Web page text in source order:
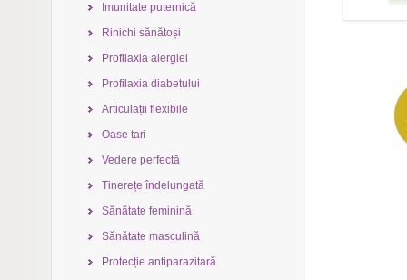
Imunitate puternică
Rinichi sănătoși
Profilaxia alergiei
Profilaxia diabetului
Articulații flexibile
Oase tari
Vedere perfectă
Tinerețe îndelungată
Sănătate feminină
Sănătate masculină
Protecție antiparazitară